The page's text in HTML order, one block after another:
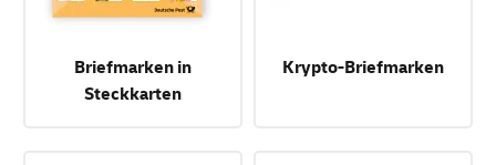
Briefmarken in
Steckkarten
Krypto-Briefmarken